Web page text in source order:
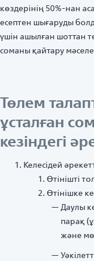
көздерінің 50%-нан
есептен шығаруды
үшін ашылған шоттан
соманы қайтару
Төлем
ұсталған
кезіндегі
Келесідей
Өтінішті
Өтінішке
Даулы
парақ
және